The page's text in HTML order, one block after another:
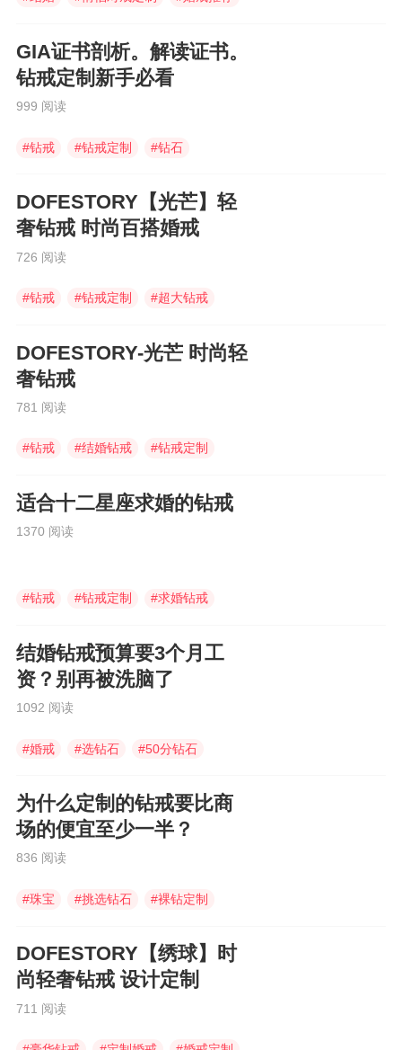
GIA证书剖析。解读证书。
钻戒定制新手必看
999 阅读
#钻戒 #钻戒定制 #钻石
DOFESTORY【光芒】轻
奢钻戒 时尚百搭婚戒
726 阅读
#钻戒 #钻戒定制 #超大钻戒
DOFESTORY-光芒 时尚轻
奢钻戒
781 阅读
#钻戒 #结婚钻戒 #钻戒定制
适合十二星座求婚的钻戒
1370 阅读
#钻戒 #钻戒定制 #求婚钻戒
结婚钻戒预算要3个月工
资？别再被洗脑了
1092 阅读
#婚戒 #选钻石 #50分钻石
为什么定制的钻戒要比商
场的便宜至少一半？
836 阅读
#珠宝 #挑选钻石 #裸钻定制
DOFESTORY【绣球】时
尚轻奢钻戒 设计定制
711 阅读